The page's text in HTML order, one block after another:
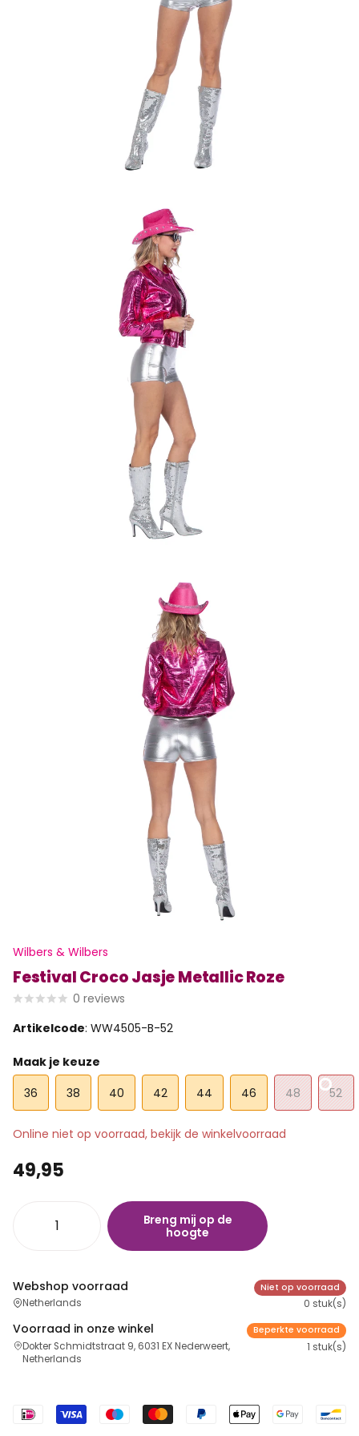
Wilbers & Wilbers
Festival Croco Jasje Metallic Roze
0 reviews
Artikelcode: WW4505-B-52
Maak je keuze
36
38 40 42 44 46 48 52
Online niet op voorraad, bekijk de winkelvoorraad
49,95
Breng mij op de
hoogte
Webshop voorraad
Netherlands
Niet op voorraad
0 stuk(s)
Voorraad in onze winkel
Dokter Schmidtstraat 9, 6031 EX Nederweert,
Netherlands
Beperkte voorraad
1 stuk(s)